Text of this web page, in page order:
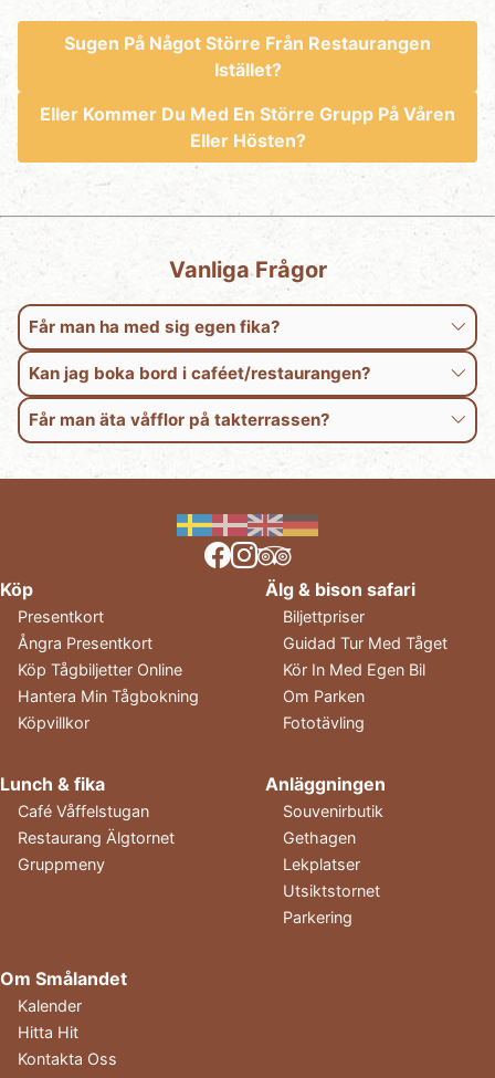
Sugen På Något Större Från Restaurangen
Istället?
Eller Kommer Du Med En Större Grupp På Våren
Eller Hösten?
Vanliga Frågor
Får man ha med sig egen fika?
Kan jag boka bord i caféet/restaurangen?
Får man äta våfflor på takterrassen?
Köp
Presentkort
Ångra Presentkort
Köp Tågbiljetter Online
Hantera Min Tågbokning
Köpvillkor
Älg & bison safari
Biljettpriser
Guidad Tur Med Tåget
Kör In Med Egen Bil
Om Parken
Fototävling
Lunch & fika
Café Våffelstugan
Restaurang Älgtornet
Gruppmeny
Anläggningen
Souvenirbutik
Gethagen
Lekplatser
Utsiktstornet
Parkering
Om Smålandet
Kalender
Hitta Hit
Kontakta Oss